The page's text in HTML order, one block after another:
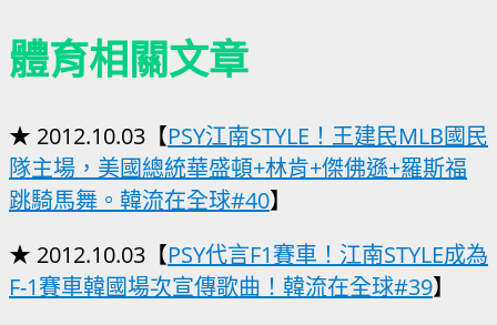
體育相關文章
★ 2012.10.03【PSY江南STYLE！王建民MLB國民
隊主場，美國總統華盛頓+林肯+傑佛遜+羅斯福
跳騎馬舞。韓流在全球#40】
★ 2012.10.03【PSY代言F1賽車！江南STYLE成為
F-1賽車韓國場次宣傳歌曲！韓流在全球#39】